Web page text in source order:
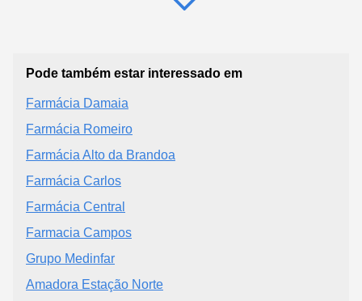
Pode também estar interessado em
Farmácia Damaia
Farmácia Romeiro
Farmácia Alto da Brandoa
Farmácia Carlos
Farmácia Central
Farmacia Campos
Grupo Medinfar
Amadora Estação Norte